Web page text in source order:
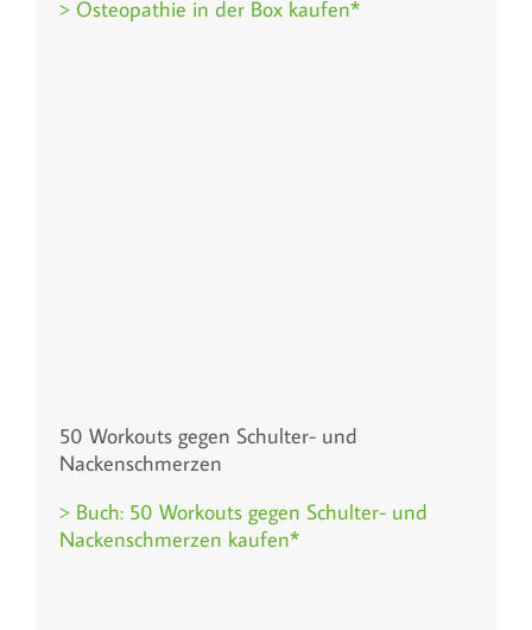
> Osteopathie in der Box kaufen*
50 Workouts gegen Schulter- und
Nackenschmerzen
> Buch: 50 Workouts gegen Schulter- und
Nackenschmerzen kaufen*